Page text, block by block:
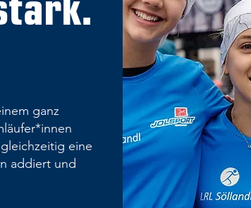
ganz
eine
addiert und